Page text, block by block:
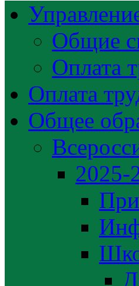
Общие
Оплата
Оплата
Общее
2025-